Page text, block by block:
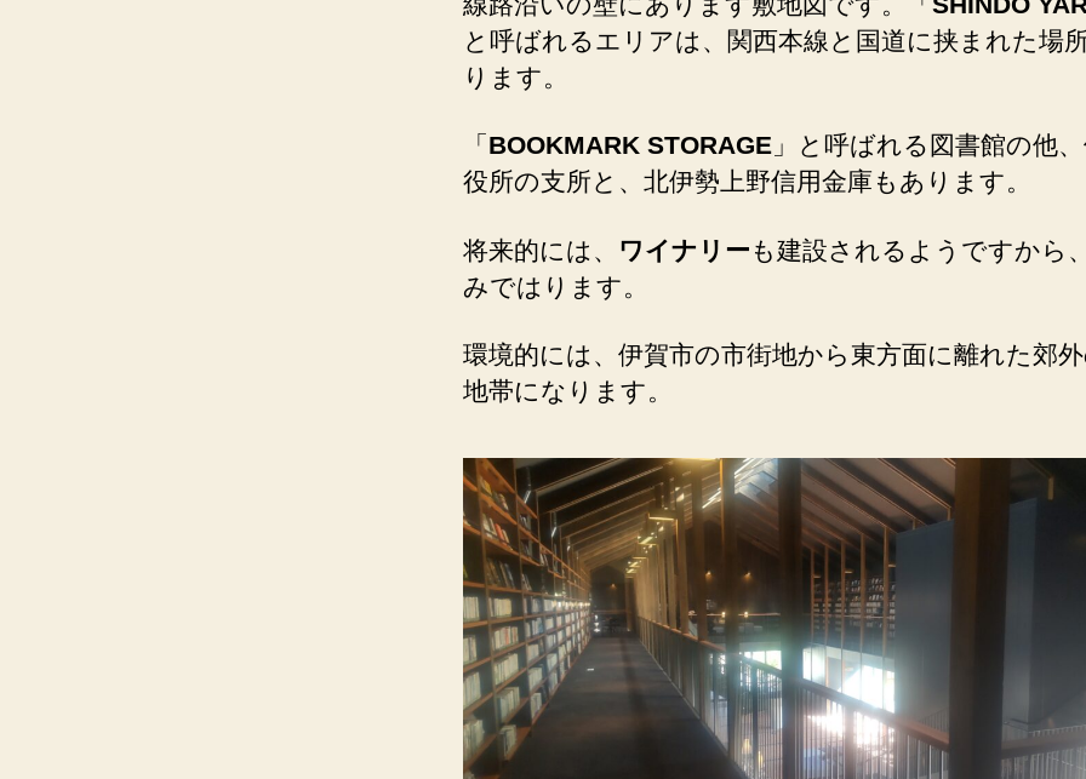
と呼ばれるエリアは、関西本線と国道に挟まれた場
ります。
「 BOOKMARK STORAGE 」と呼ばれる図書館の他
役所の支所と、北伊勢上野信用金庫もあります。
将来的には、 ワイナリー も建設されるようですから
みではります。
環境的には、伊賀市の市街地から東方面に離れた郊
地帯になります。